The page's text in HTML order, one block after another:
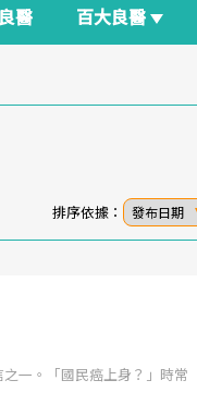
醫 百大良醫
排序依據： 發布日期
一。「國民癌上身？」時常
潮，台灣正在快速邁
時代。隨著國家政策
活祭體驗「一站式健
、體驗到運動，全面